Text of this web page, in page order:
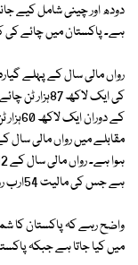
دودھ اور چینی شامل کیے
ہے۔ پاکستان میں چائے کی کھپت میں
کی ایک لاکھ
کے
ہے جس کی مالیت 54ارب روپے بتائی جاتی ہے۔
میں کیا جاتا ہے جبکہ